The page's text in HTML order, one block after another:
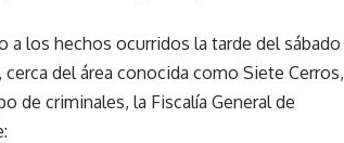
a los hechos ocurridos la tarde del sábado
del área conocida como Siete Cerros,
de criminales, la Fiscalía General de